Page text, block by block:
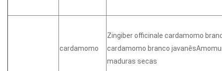
cardamomo
Zingiber officinale cardamomo
cardamomo branco
maduras secas